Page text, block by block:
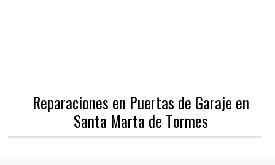
Reparaciones en Puertas de Garaje en
Santa Marta de Tormes